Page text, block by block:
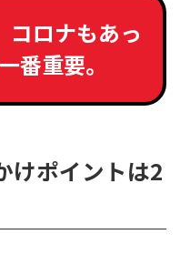
コロナもあっ
番重要。
けポイントは2